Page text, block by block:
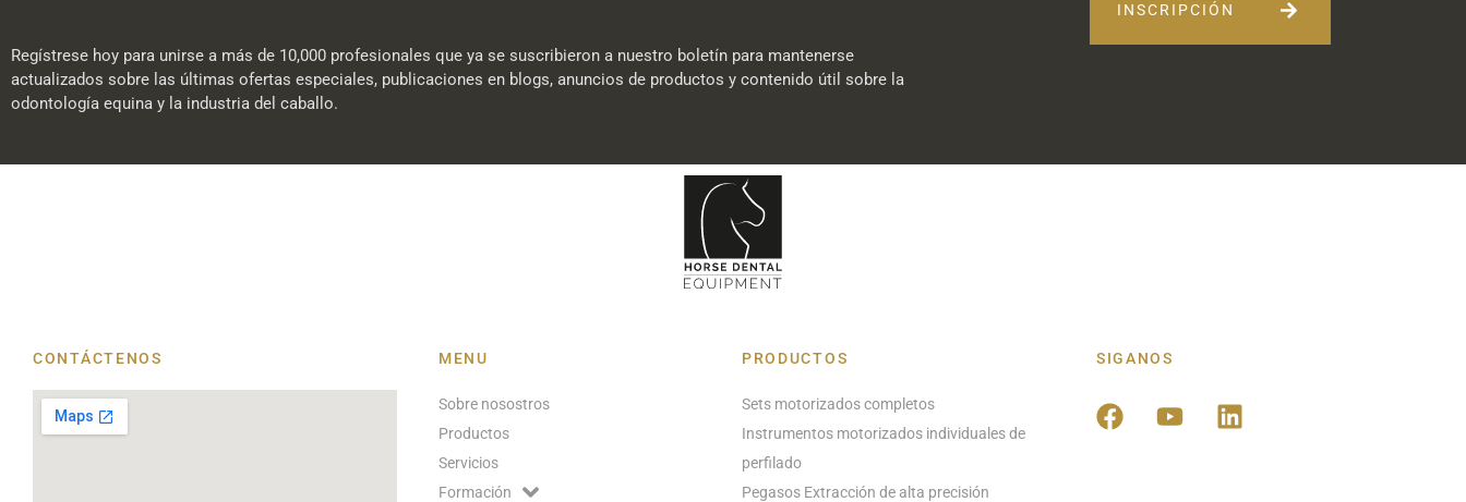
Regístrese hoy para unirse a más de 10,000 profesionales que ya se suscribieron a nuestro boletín para mantenerse
actualizados sobre las últimas ofertas especiales, publicaciones en blogs, anuncios de productos y contenido útil sobre la
odontología equina y la industria del caballo.
INSCRIPCIÓN
CONTÁCTENOS MENU
Sobre nosostros
Productos
Servicios
Formación
PRODUCTOS
Sets motorizados completos
Instrumentos motorizados individuales de
perfilado
Pegasos Extracción de alta precisión
SIGANOS